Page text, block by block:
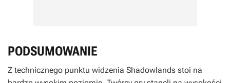
PODSUMOWANIE
Z technicznego punktu widzenia Shadowlands stoi na